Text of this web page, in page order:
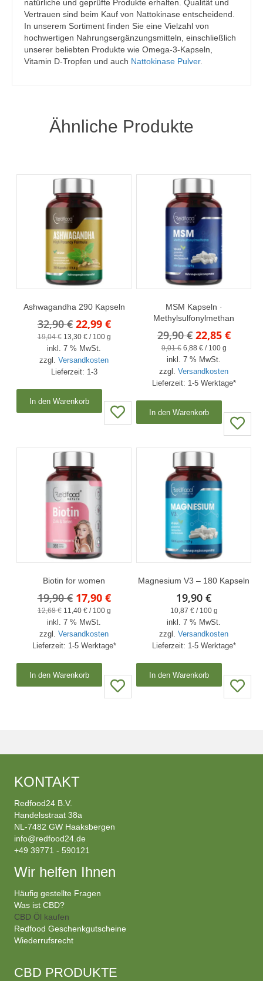
natürliche und geprüfte Produkte erhalten. Qualität und
Vertrauen sind beim Kauf von Nattokinase entscheidend.
In unserem Sortiment finden Sie eine Vielzahl von
hochwertigen Nahrungsergänzungsmitteln, einschließlich
unserer beliebten Produkte wie Omega-3-Kapseln,
Vitamin D-Tropfen und auch Nattokinase Pulver.
Ähnliche Produkte
Ashwagandha 290 Kapseln
32,90€ Ursprünglicher
Preis
war:
32,90 €
22,99 €Aktueller
Preis
19,04€ 13,30 €/ 100 g
inkl. 7 % MwSt.
zzgl.Versandkosten
Lieferzeit: 1-3
In den Warenkorb
MSM Kapseln ·
Methylsulfonylmethan
29,90€
Preis
war:
29,90 €
22,85 €
22,85
9,01€ 6,88 €/ 100 g
inkl. 7 % MwSt.
zzgl.Versandkosten
Lieferzeit: 1-5 Werktage*
In den Warenkorb
Biotin for women
19,90€ Ursprünglicher
Preis
war:
19,90 €
17,90 €Aktueller
Preis
17,90 €.
12,68€ 11,40 €/ 100 g
inkl. 7 % MwSt.
zzgl.Versandkosten
Lieferzeit: 1-5 Werktage*
In den Warenkorb
Magnesium V3 – 180 Kapseln
19,90€
10,87 €/ 100 g
inkl. 7 % MwSt.
zzgl.Versandkosten
Lieferzeit: 1-5 Werktage*
In den Warenkorb
KONTAKT
Redfood24 B.V.
Handelsstraat 38a
NL-7482 GW Haaksbergen
info@redfood24.de
+49 39771 - 590121
Wir helfen Ihnen
Häufig gestellte Fragen
Was ist CBD?
CBD Öl kaufen
Redfood Geschenkgutscheine
Wiederrufsrecht
CBD PRODUKTE